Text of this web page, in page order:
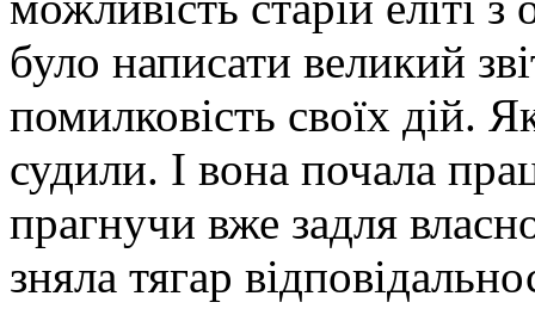
було написати великий
помилковість своїх дій.
судили. І вона почала
прагнучи вже задля
зняла тягар